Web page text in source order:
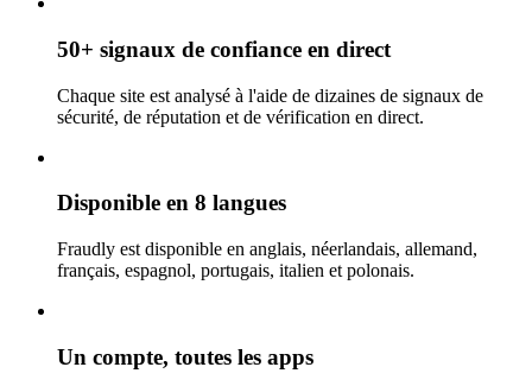
50+ signaux de confiance en direct
Chaque site est analysé à l'aide de dizaines de signaux de
sécurité, de réputation et de vérification en direct.
Disponible en 8 langues
Fraudly est disponible en anglais, néerlandais, allemand,
français, espagnol, portugais, italien et polonais.
Un compte, toutes les apps